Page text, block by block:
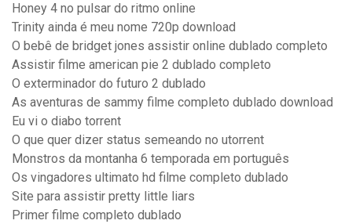
Honey 4 no pulsar do ritmo online
Trinity ainda é meu nome 720p download
O bebê de bridget jones assistir online dublado completo
Assistir filme american pie 2 dublado completo
O exterminador do futuro 2 dublado
As aventuras de sammy filme completo dublado download
Eu vi o diabo torrent
O que quer dizer status semeando no utorrent
Monstros da montanha 6 temporada em português
Os vingadores ultimato hd filme completo dublado
Site para assistir pretty little liars
Primer filme completo dublado